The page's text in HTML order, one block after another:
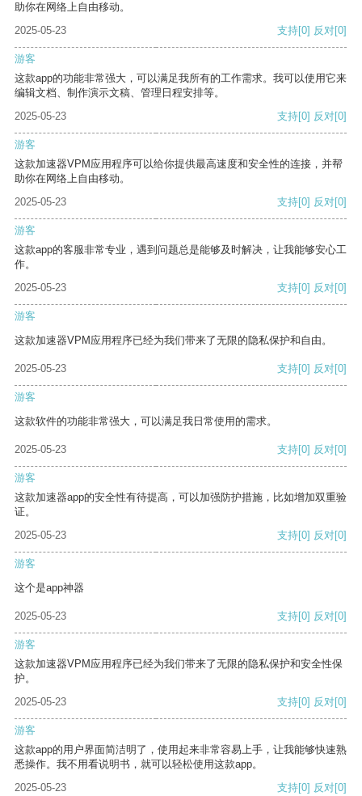
助你在网络上自由移动。
2025-05-23
支持[0] 反对[0]
游客
这款app的功能非常强大，可以满足我所有的工作需求。我可以使用它来
编辑文档、制作演示文稿、管理日程安排等。
2025-05-23
支持[0] 反对[0]
游客
这款加速器VPM应用程序可以给你提供最高速度和安全性的连接，并帮
助你在网络上自由移动。
2025-05-23
支持[0] 反对[0]
游客
这款app的客服非常专业，遇到问题总是能够及时解决，让我能够安心工
作。
2025-05-23
支持[0] 反对[0]
游客
这款加速器VPM应用程序已经为我们带来了无限的隐私保护和自由。
2025-05-23 支持[0] 反对[0]
游客
这款软件的功能非常强大，可以满足我日常使用的需求。
2025-05-23 支持[0] 反对[0]
游客
这款加速器app的安全性有待提高，可以加强防护措施，比如增加双重验
证。
2025-05-23
支持[0] 反对[0]
游客
这个是app神器
2025-05-23 支持[0] 反对[0]
游客
这款加速器VPM应用程序已经为我们带来了无限的隐私保护和安全性保
护。
2025-05-23
支持[0] 反对[0]
游客
这款app的用户界面简洁明了，使用起来非常容易上手，让我能够快速熟
悉操作。我不用看说明书，就可以轻松使用这款app。
2025-05-23
支持[0] 反对[0]